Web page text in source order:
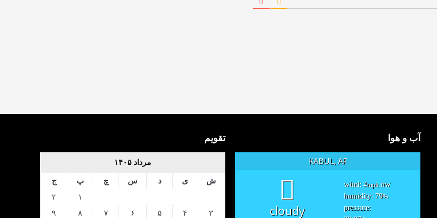
آب و هوا
KABUL, AF
cloudy
wind: 4mph nw
humidity: 79%
pressure:
تقویم
مرداد ۱۴۰۵
ش ی د س چ پ
ج
۱
۲
۳
۴ ۵ ۶ ۷ ۸ ۹